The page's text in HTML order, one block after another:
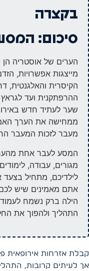
בקצרה
סיכום:
הערים של אוסטריה
מייצגות אפשרויות,
הקיסרית והאלגנטית,
ההרפתקנית ועד
שער לעתיד חדש
ממחישה את הערך
מעבר לזכות המעבר
המסע לעבר אחת
מגורים, עבודה,
לילדיכם, מתחיל
אתם מאמינים שיש
הילה ברק נשמח
התהליך ולהפוך את
קבלת אזרחות
אך לעיתים קרובות,